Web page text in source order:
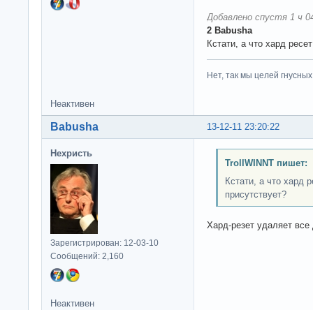
Добавлено спустя 1 ч
2 Babusha
Кстати, а что хард
Нет, так мы целей
Неактивен
13-12-11 23:20:22
Babusha
Нехристь
Зарегистрирован: 12-03-10
Сообщений: 2,160
TrollWINNT пишет:
Кстати, а что хард
присутствует?
Хард-резет удаляет
Неактивен